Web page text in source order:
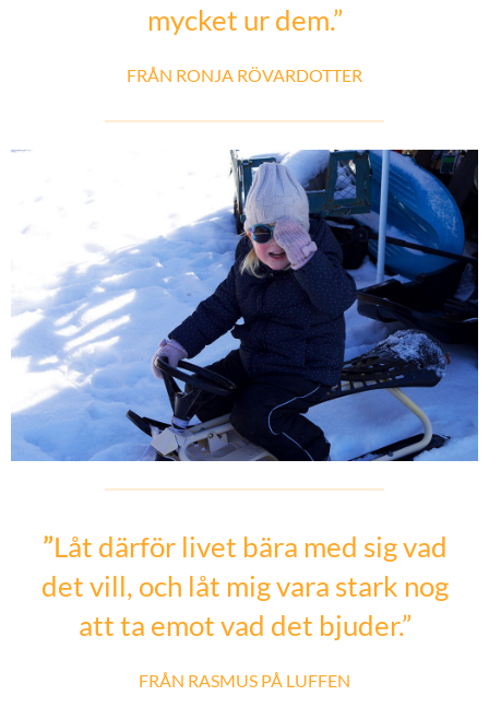
mycket ur dem.”
FRÅN RONJA RÖVARDOTTER
”Låt därför livet bära med sig vad
det vill, och låt mig vara stark nog
att ta emot vad det bjuder.”
FRÅN RASMUS PÅ LUFFEN